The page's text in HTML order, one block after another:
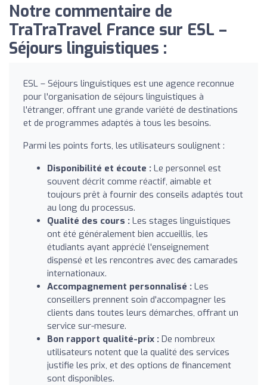
Notre commentaire de
TraTraTravel France sur ESL –
Séjours linguistiques :
ESL – Séjours linguistiques est une agence reconnue
pour l'organisation de séjours linguistiques à
l'étranger, offrant une grande variété de destinations
et de programmes adaptés à tous les besoins.
Parmi les points forts, les utilisateurs soulignent :
Disponibilité et écoute : Le personnel est
souvent décrit comme réactif, aimable et
toujours prêt à fournir des conseils adaptés tout
au long du processus.
Qualité des cours : Les stages linguistiques
ont été généralement bien accueillis, les
étudiants ayant apprécié l'enseignement
dispensé et les rencontres avec des camarades
internationaux.
Accompagnement personnalisé : Les
conseillers prennent soin d'accompagner les
clients dans toutes leurs démarches, offrant un
service sur-mesure.
Bon rapport qualité-prix : De nombreux
utilisateurs notent que la qualité des services
justifie les prix, et des options de financement
sont disponibles.